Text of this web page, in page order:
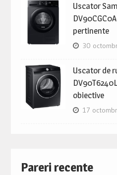
Uscator
pertinente
30
Uscator de
obiective
17
Pareri recente